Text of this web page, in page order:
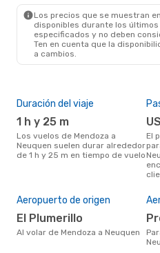
Los precios que se muestran
disponibles durante los
especificados y no deben
Ten en cuenta que la
a cambios.
Duración del viaje
1 h y 25 m
Los vuelos de Mendoza a
Neuquen suelen durar alrededor
de 1 h y 25 m en tiempo de vuelo
El precio del pasaje más barato
Aeropuerto de origen
El Plumerillo
Al volar de Mendoza a Neuquen
Para la ruta de Mendoza a